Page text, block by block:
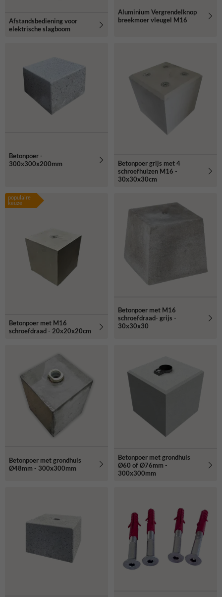
Afstandsbediening voor
elektrische slagboom
Aluminium Vergrendelknop
breekmoer vleugel M16
Betonpoer -
300x300x200mm
Betonpoer grijs met 4
schroefhulzen M16 -
30x30x30cm
populaire
keuze
Betonpoer met M16
schroefdraad - 20x20x20cm
Betonpoer met M16
schroefdraad- grijs -
30x30x30
Betonpoer met grondhuls
Ø48mm - 300x300mm
Betonpoer met grondhuls
Ø60 of Ø76mm -
300x300mm